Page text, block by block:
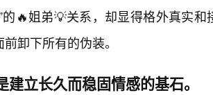
的🔥姐弟💡关系，却显得格外真实
卸下所有的伪装。
立长久而稳固情感的基石。